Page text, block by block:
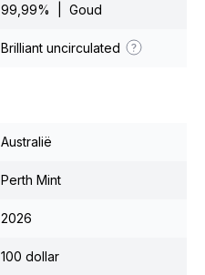
99,99% | Goud
Brilliant uncirculated
Australië
Perth Mint
2026
100 dollar